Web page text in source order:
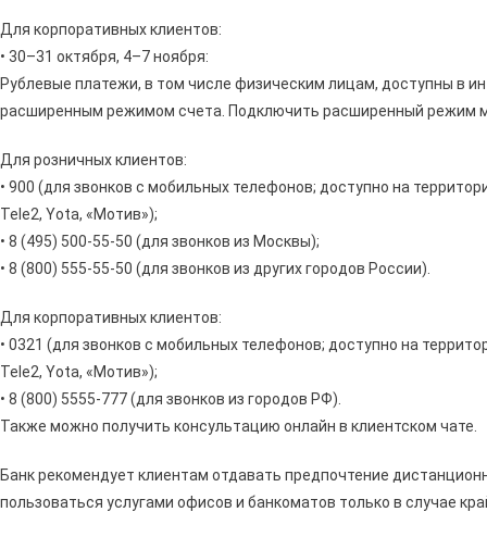
Для корпоративных клиентов:
• 30–31 октября, 4–7 ноября:
Рублевые платежи, в том числе физическим лицам, доступны в
расширенным режимом счета. Подключить расширенный режим
Для розничных клиентов:
• 900 (для звонков с мобильных телефонов; доступно на
Tele2, Yota, «Мотив»);
• 8 (495) 500-55-50 (для звонков из Москвы);
• 8 (800) 555-55-50 (для звонков из других городов России).
Для корпоративных клиентов:
• 0321 (для звонков с мобильных телефонов; доступно на
Tele2, Yota, «Мотив»);
• 8 (800) 5555-777 (для звонков из городов РФ).
Также можно получить консультацию онлайн в клиентском чате.
Банк рекомендует клиентам отдавать предпочтение
пользоваться услугами офисов и банкоматов только в случае